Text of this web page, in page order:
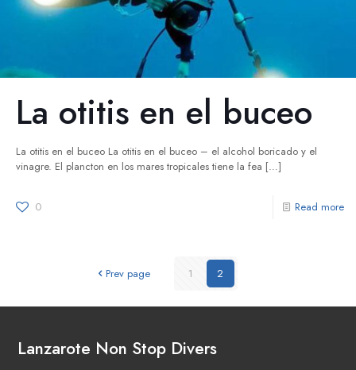
La otitis en el buceo
La otitis en el buceo La otitis en el buceo – el alcohol boricado y el
vinagre. El plancton en los mares tropicales tiene la fea […]
0 Read more
Prev page 1 2
Lanzarote Non Stop Divers